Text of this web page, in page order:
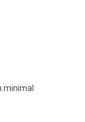
minimal